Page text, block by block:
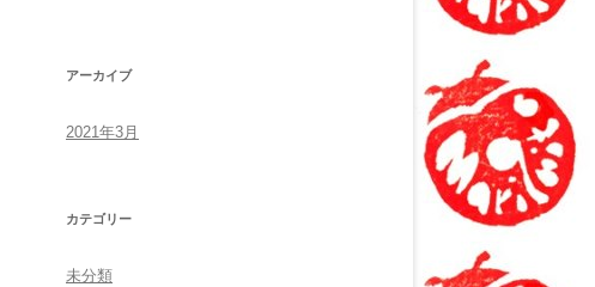
アーカイブ
2021年3月
カテゴリー
未分類